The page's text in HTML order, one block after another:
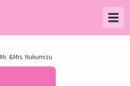
&Mrs. Nukumizu